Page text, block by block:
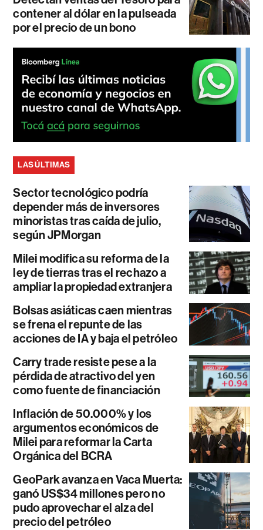
contener al dólar en la pulseada
por el precio de un bono
LAS ÚLTIMAS
Sector tecnológico podría
depender más de inversores
minoristas tras caída de julio,
según JPMorgan
Milei modifica su reforma de la
ley de tierras tras el rechazo a
ampliar la propiedad extranjera
Bolsas asiáticas caen mientras
se frena el repunte de las
acciones de IA y baja el petróleo
Carry trade resiste pese a la
pérdida de atractivo del yen
como fuente de financiación
Inflación de 50.000% y los
argumentos económicos de
Milei para reformar la Carta
Orgánica del BCRA
GeoPark avanza en Vaca Muerta:
ganó US$34 millones pero no
pudo aprovechar el alza del
precio del petróleo